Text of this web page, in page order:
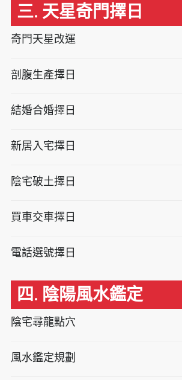
三. 天星奇門擇日
奇門天星改運
剖腹生產擇日
結婚合婚擇日
新居入宅擇日
陰宅破土擇日
買車交車擇日
電話選號擇日
四. 陰陽風水鑑定
陰宅尋龍點穴
風水鑑定規劃